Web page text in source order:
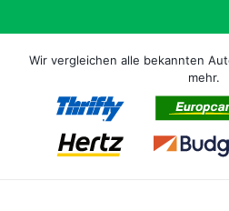
Wir vergleichen alle bekannten
mehr.